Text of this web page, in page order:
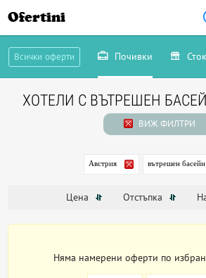
Ofertini
Всички оферти Почивки
ХОТЕЛИ С ВЪТРЕШЕН
ВИЖ ФИЛТРИ
Австрия вътрешен басейн
Цена Отстъпка
Няма намерени оферти по